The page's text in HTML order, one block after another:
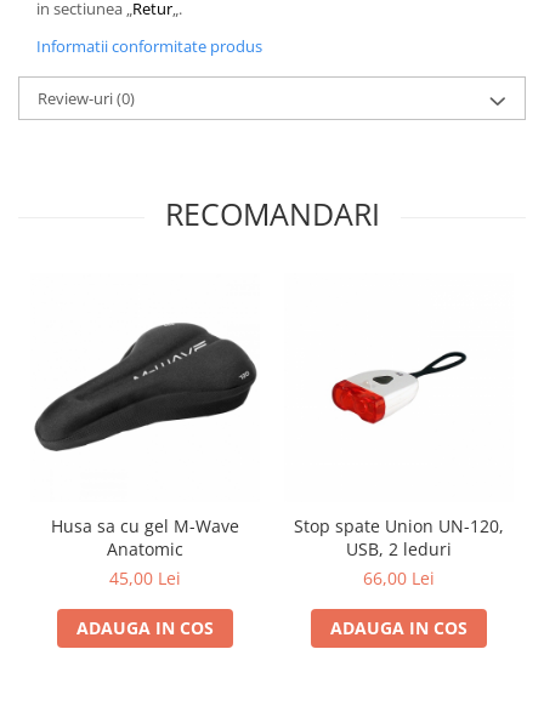
in sectiunea „Retur„.
Informatii conformitate produs
Review-uri(0)
RECOMANDARI
Husa sa cu gel M-Wave
Anatomic
45,00 Lei
ADAUGA IN COS
Stop spate Union UN-120,
USB, 2 leduri
66,00 Lei
ADAUGA IN COS